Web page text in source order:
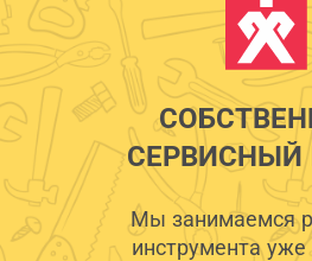
СЕРВИСНЫЙ
Мы занимаемся
инструмента уже